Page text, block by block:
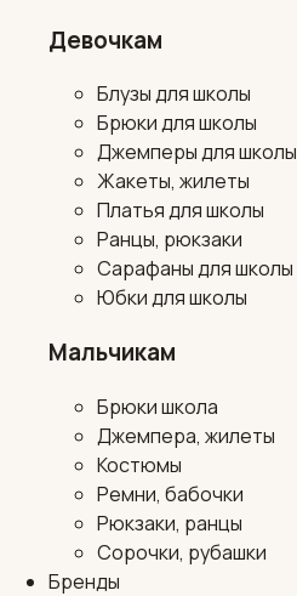
Девочкам
Блузы для школы
Брюки для школы
Джемперы для школы
Жакеты, жилеты
Платья для школы
Ранцы, рюкзаки
Сарафаны для школы
Юбки для школы
Мальчикам
Брюки школа
Джемпера, жилеты
Костюмы
Ремни, бабочки
Рюкзаки, ранцы
Сорочки, рубашки
Бренды